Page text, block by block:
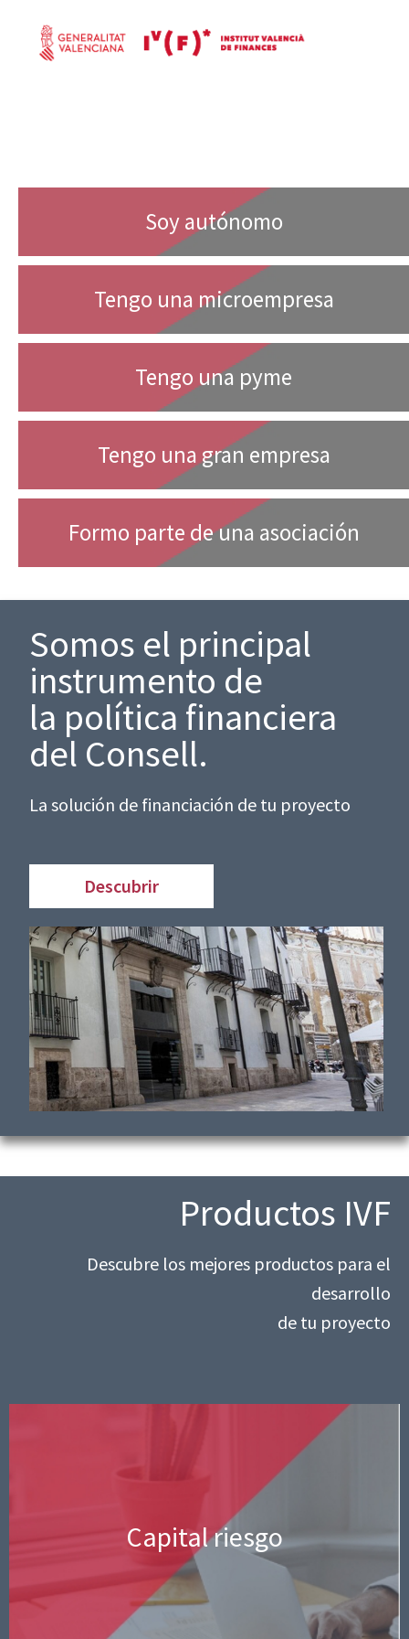
Soy autónomo
Tengo una microempresa
Tengo una pyme
Tengo una gran empresa
Formo parte de una asociación
Somos el principal
instrumento de
la política financiera
del Consell.
La solución de financiación de tu proyecto
Descubrir
Capital riesgo
IVF ha desarrollado líneas de préstamos
para solucionar tus necesidades de
financiación para tu proyecto.
Productos IVF
Descubre los mejores productos para el
desarrollo
de tu proyecto